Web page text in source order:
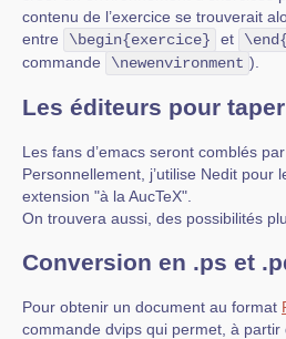
contenu de l’exercice se trouverait
entre
\begin{exercice} et
commande
\newenvironment ).
Les éditeurs pour
Les fans d’emacs seront comblés
Personnellement, j’utilise Nedit pour
extension "à la AucTeX".
On trouvera aussi, des possibilités
Conversion en .ps et
Pour obtenir un document au format
commande dvips qui permet, à partir